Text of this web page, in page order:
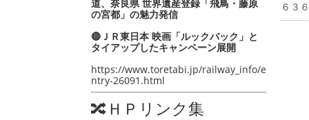
道、奈良県 世界遺産登録「飛鳥・藤原
の宮都」の魅力発信
🔴ＪＲ東日本 映画「ルックバック」と
タイアップしたキャンペーン展開
https://www.toretabi.jp/railway_info/e
ntry-26091.html
🔀ＨＰリンク集
６３